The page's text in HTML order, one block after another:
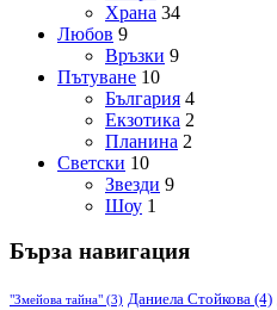
Храна 34
Любов 9
Връзки 9
Пътуване 10
България 4
Екзотика 2
Планина 2
Светски 10
Звезди 9
Шоу 1
Бърза навигация
"Змейова тайна" (3) Даниела Стойкова (4)